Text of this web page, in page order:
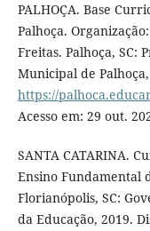
PALHOÇA. Base
Palhoça.
Freitas. Palhoça, SC:
Municipal de
https://
Acesso em: 29 out.
SANTA CATARINA.
Ensino Fundamental
Florianópolis, SC:
da Educação, 2019.